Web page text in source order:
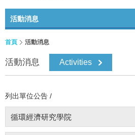
活動消息
首頁 活動消息
活動消息 Activities
列出單位公告 /
循環經濟研究學院